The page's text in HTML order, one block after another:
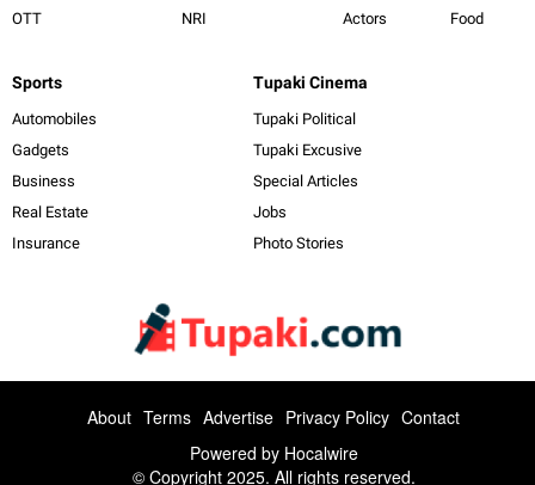
OTT
NRI
Actors
Food
Sports
Automobiles
Gadgets
Business
Real Estate
Insurance
Tupaki Cinema
Tupaki Political
Tupaki Excusive
Special Articles
Jobs
Photo Stories
About Terms Advertise Privacy Policy Contact
Powered by Hocalwire
© Copyright 2025. All rights reserved.